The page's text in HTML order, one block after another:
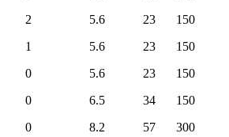
2 5.6 23
150
1 5.6 23
150
0 5.6 23
150
0 6.5 34
150
0 8.2 57
300